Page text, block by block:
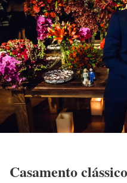
Casamento